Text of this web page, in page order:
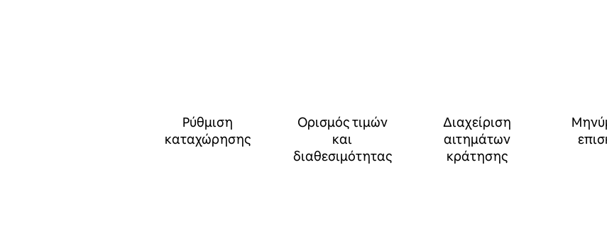
Ρύθμιση
καταχώρησης
Ορισμός τιμών
και
διαθεσιμότητας
Διαχείριση
αιτημάτων
κράτησης